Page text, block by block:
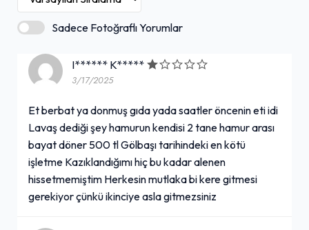
Sadece Fotoğraflı Yorumlar
I****** K*****
3/17/2025
Et berbat ya donmuş gıda yada saatler öncenin eti idi
Lavaş dediği şey hamurun kendisi 2 tane hamur arası
bayat döner 500 tl Gölbaşı tarihindeki en kötü
işletme Kazıklandığımı hiç bu kadar alenen
hissetmemiştim Herkesin mutlaka bi kere gitmesi
gerekiyor çünkü ikinciye asla gitmezsiniz